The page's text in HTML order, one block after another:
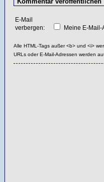
E-Mail
verbergen:
Meine E-
Alle HTML-Tags außer <b> und <i>
URLs oder E-Mail-Adressen werden